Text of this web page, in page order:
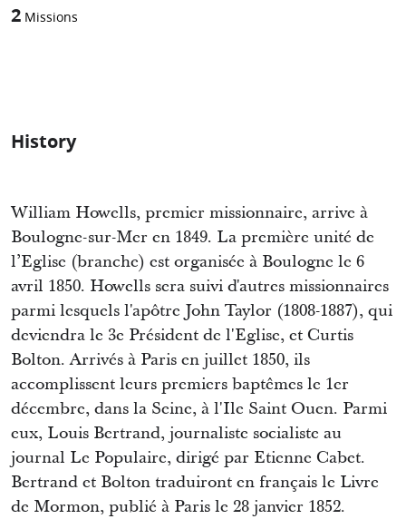
2 Missions
History
William Howells, premier missionnaire, arrive à
Boulogne-sur-Mer en 1849. La première unité de
l’Eglise (branche) est organisée à Boulogne le 6
avril 1850. Howells sera suivi d'autres missionnaires
parmi lesquels l'apôtre John Taylor (1808-1887), qui
deviendra le 3e Président de l'Eglise, et Curtis
Bolton. Arrivés à Paris en juillet 1850, ils
accomplissent leurs premiers baptêmes le 1er
décembre, dans la Seine, à l'Ile Saint Ouen. Parmi
eux, Louis Bertrand, journaliste socialiste au
journal Le Populaire, dirigé par Etienne Cabet.
Bertrand et Bolton traduiront en français le Livre
de Mormon, publié à Paris le 28 janvier 1852.